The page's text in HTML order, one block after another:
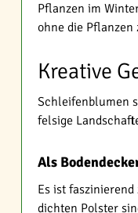
Pflanzen im
ohne die
Kreative
Schleifenblumen
felsige
Als
Es ist
dichten Polster